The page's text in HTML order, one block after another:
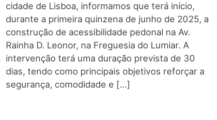
cidade de Lisboa, informamos que terá início,
durante a primeira quinzena de junho de 2025, a
construção de acessibilidade pedonal na Av.
Rainha D. Leonor, na Freguesia do Lumiar. A
intervenção terá uma duração prevista de 30
dias, tendo como principais objetivos reforçar a
segurança, comodidade e […]